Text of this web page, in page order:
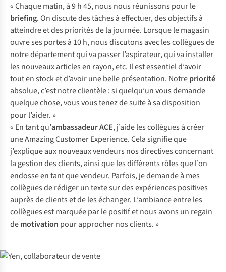
« Chaque matin, à 9 h 45, nous nous réunissons pour le
briefing. On discute des tâches à effectuer, des objectifs à
atteindre et des priorités de la journée. Lorsque le magasin
ouvre ses portes à 10 h, nous discutons avec les collègues de
notre département qui va passer l’aspirateur, qui va installer
les nouveaux articles en rayon, etc. Il est essentiel d’avoir
tout en stock et d’avoir une belle présentation. Notrepriorité
absolue, c’est notre clientèle : si quelqu’un vous demande
quelque chose, vous vous tenez de suite à sa disposition
pour l’aider. »
« En tant qu’ambassadeur ACE, j’aide les collègues à créer
une Amazing Customer Experience. Cela signifie que
j’explique aux nouveaux vendeurs nos directives concernant
la gestion des clients, ainsi que les différents rôles que l’on
endosse en tant que vendeur. Parfois, je demande à mes
collègues de rédiger un texte sur des expériences positives
auprès de clients et de les échanger. L’ambiance entre les
collègues est marquée par le positif et nous avons un regain
demotivation pour approcher nos clients. »